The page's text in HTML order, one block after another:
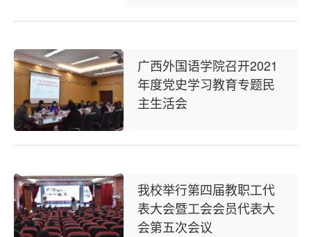
广西外国语学院召开2021
年度党史学习教育专题民
主生活会
我校举行第四届教职工代
表大会暨工会会员代表大
会第五次会议